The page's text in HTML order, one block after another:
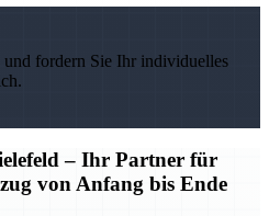
und fordern Sie Ihr individuelles
– Ihr Partner für
von Anfang bis Ende